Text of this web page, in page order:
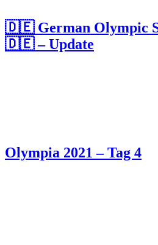
🇩🇪 German Olympic
🇩🇪 – Update
Olympia 2021 – Tag 4